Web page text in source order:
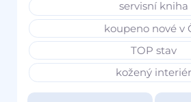
servisní kniha
koupeno nové v
TOP stav
kožený interiér